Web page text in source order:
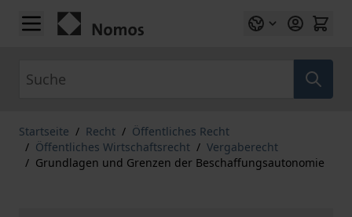
Zum Inhalt springen
Startseite / Recht / Öffentliches Recht
/ Öffentliches Wirtschaftsrecht / Vergaberecht
/ Grundlagen und Grenzen der Beschaffungsautonomie